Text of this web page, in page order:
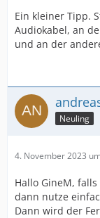
Ein kleiner Tipp.
Audiokabel, an
und an der
Neuling
4. November 2023
Hallo GineM, falls
dann nutze
Dann wird der